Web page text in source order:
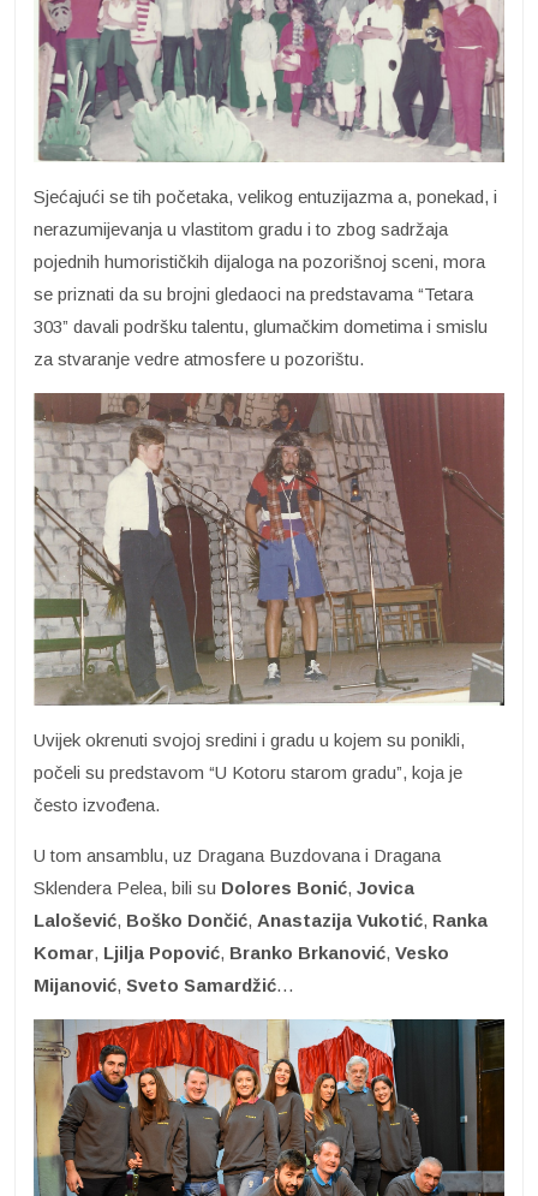
Sjećajući se tih početaka, velikog entuzijazma a, ponekad, i
nerazumijevanja u vlastitom gradu i to zbog sadržaja
pojednih humorističkih dijaloga na pozorišnoj sceni, mora
se priznati da su brojni gledaoci na predstavama “Tetara
303” davali podršku talentu, glumačkim dometima i smislu
za stvaranje vedre atmosfere u pozorištu.
Uvijek okrenuti svojoj sredini i gradu u kojem su ponikli,
počeli su predstavom “U Kotoru starom gradu”, koja je
često izvođena.
U tom ansamblu, uz Dragana Buzdovana i Dragana
Sklendera Pelea, bili su Dolores Bonić, Jovica
Lalošević, Boško Dončić, Anastazija Vukotić, Ranka
Komar, Ljilja Popović, Branko Brkanović, Vesko
Mijanović, Sveto Samardžić…